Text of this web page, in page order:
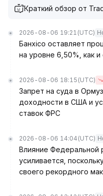
Краткий обзор от
2026-08-06 19:21 (UTC)
Банxico оставляет
на уровне 6,50%, как
2026-08-06 18:15 (UTC)
Запрет на суда в
доходности в США и
ставок ФРС
2026-08-06 14:04 (UTC)
Влияние Федеральной
усиливается,
своего рекордного